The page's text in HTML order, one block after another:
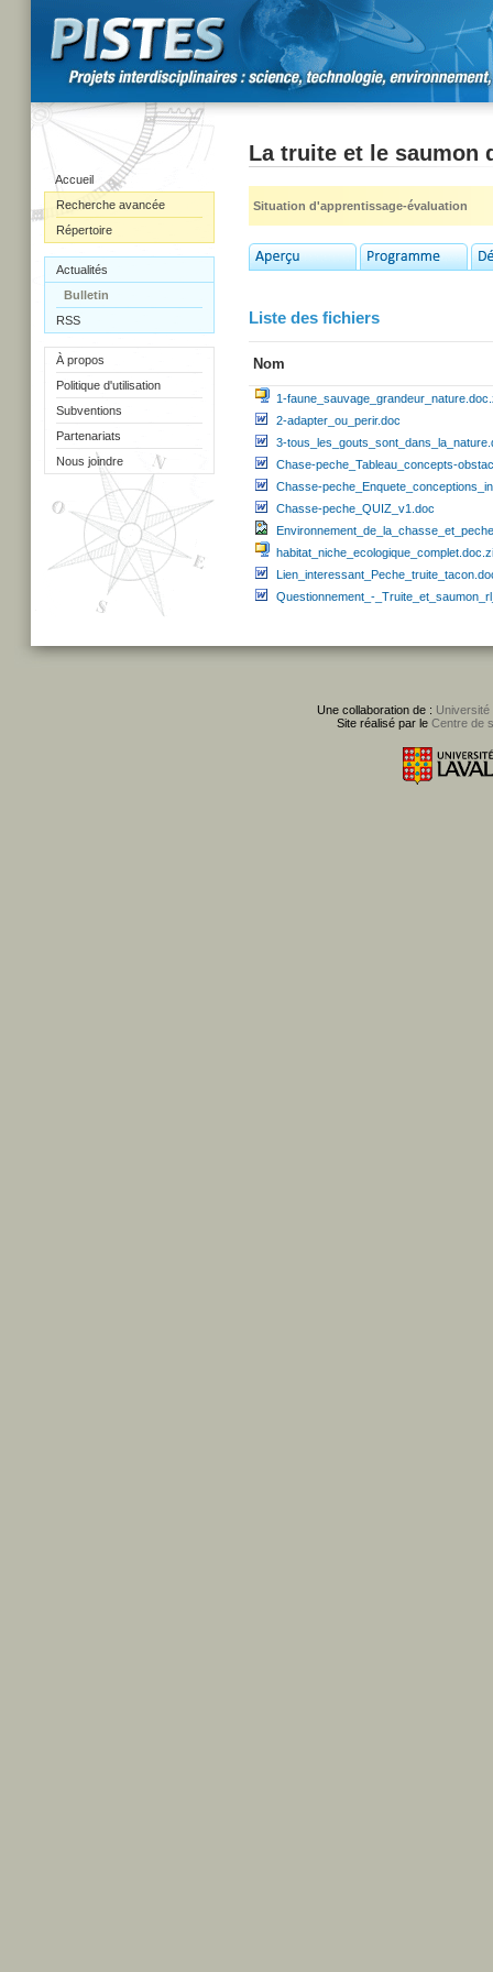
Accueil
Recherche avancée
Répertoire
Actualités
Bulletin
RSS
À propos
Politique d'utilisation
Subventions
Partenariats
Nous joindre
La truite et le saumon
Situation d'apprentissage-évaluation
Liste des fichiers
Nom
1-
2-adapter_ou_perir.doc
3-
Chase-peche_Tableau_concepts-
Chasse-
Chasse-peche_QUIZ_v1.doc
Questionnement_-
Une collaboration de : Université
Site réalisé par le Centre de